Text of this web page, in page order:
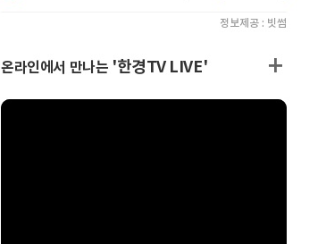
정보제공 : 빗썸
온라인에서 만나는 '한경TV LIVE'